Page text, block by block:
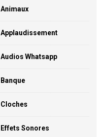
Animaux
Applaudissement
Audios Whatsapp
Banque
Cloches
Effets Sonores